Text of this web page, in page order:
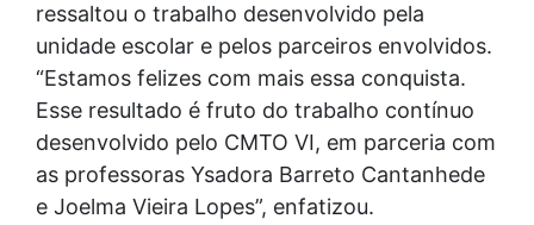
ressaltou o trabalho desenvolvido pela
unidade escolar e pelos parceiros envolvidos.
“Estamos felizes com mais essa conquista.
Esse resultado é fruto do trabalho contínuo
desenvolvido pelo CMTO VI, em parceria com
as professoras Ysadora Barreto Cantanhede
e Joelma Vieira Lopes”, enfatizou.